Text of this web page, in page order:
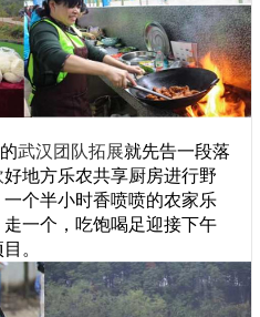
武汉团队拓展就先告一段落
好地方乐农共享厨房进行野
个半小时香喷喷的农家乐
一个，吃饱喝足迎接下午
。